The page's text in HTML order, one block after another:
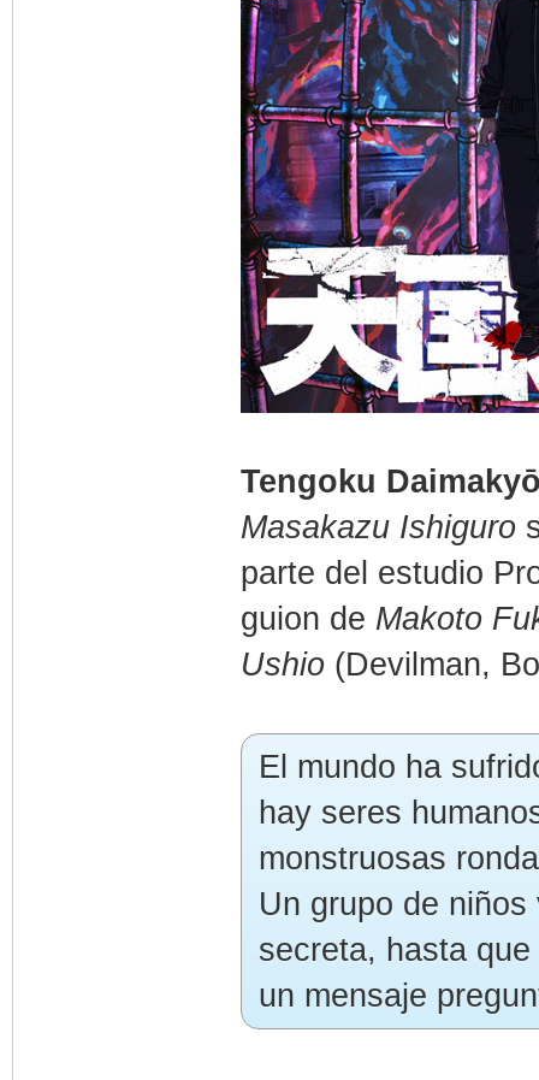
Tengoku
Masakazu Ishiguro
parte del estudio
guion de Makoto
Ushio (Devilman,
El mundo ha
hay seres
monstruosas
Un grupo de
secreta, hasta
un mensaje